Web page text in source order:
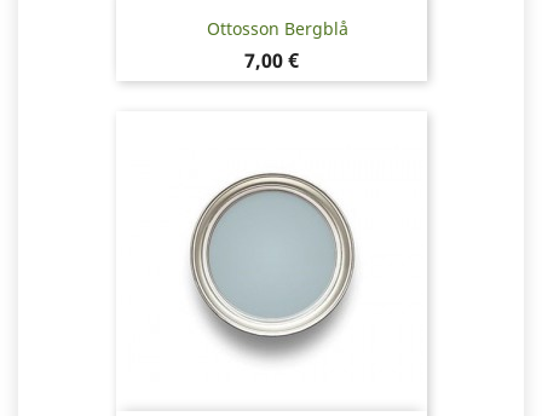
Ottosson Bergblå
Pris
7,00 €